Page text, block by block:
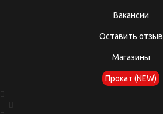
Вакансии
Оставить отзыв
Магазины
Прокат (NEW)